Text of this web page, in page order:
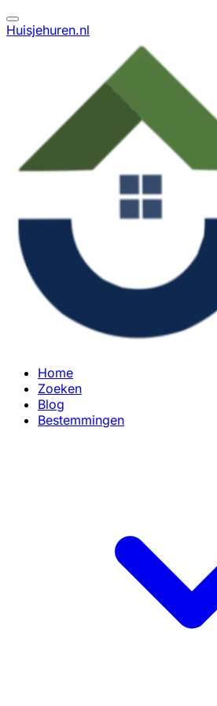
Huisjehuren.nl
Home
Zoeken
Blog
Bestemmingen